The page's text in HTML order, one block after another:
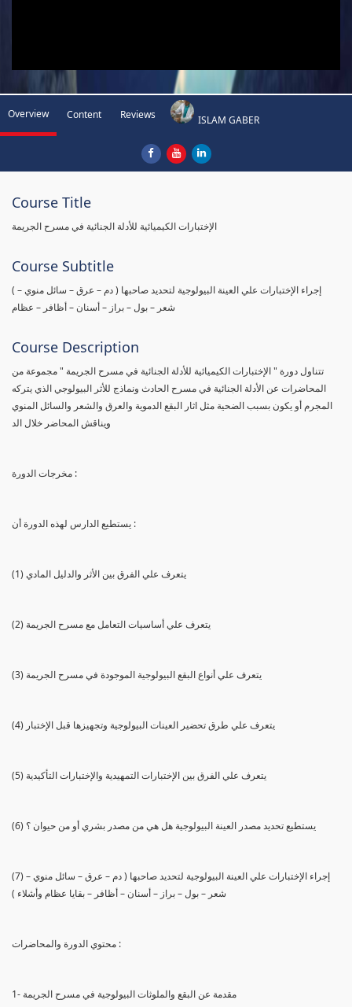
Overview Content Reviews ISLAM GABER
Course Title
الإختبارات الكيميائية للأدلة الجنائية في مسرح الجريمة
Course Subtitle
( إجراء الإختبارات علي العينة البيولوجية لتحديد صاحبها ( دم – عرق – سائل منوي –
شعر – بول – براز – أسنان – أظافر – عظام
Course Description
تتناول دورة " الإختبارات الكيميائية للأدلة الجنائية في مسرح الجريمة " مجموعة من
المحاضرات عن الأدلة الجنائية في مسرح الحادث ونماذج للأثر البيولوجي الذي يتركه
المجرم أو يكون بسبب الضحية مثل اثار البقع الدموية والعرق والشعر والسائل المنوي
ويناقش المحاضر خلال الد
مخرجات الدورة :
يستطيع الدارس لهذه الدورة أن :
(1) يتعرف علي الفرق بين الأثر والدليل المادي
(2) يتعرف علي أساسيات التعامل مع مسرح الجريمة
(3) يتعرف علي أنواع البقع البيولوجية الموجودة في مسرح الجريمة
(4) يتعرف علي طرق تحضير العينات البيولوجية وتجهيزها قبل الإختبار
(5) يتعرف علي الفرق بين الإختبارات التمهيدية والإختبارات التأكيدية
(6) يستطيع تحديد مصدر العينة البيولوجية هل هي من مصدر بشري أو من حيوان ؟
(7) إجراء الإختبارات علي العينة البيولوجية لتحديد صاحبها ( دم – عرق – سائل منوي –
شعر – بول – براز – أسنان – أظافر – بقايا عظام وأشلاء )
محتوي الدورة والمحاضرات :
1- مقدمة عن البقع والملوثات البيولوجية في مسرح الجريمة